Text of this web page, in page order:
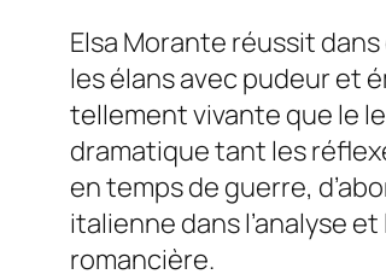
Elsa Morante réussit
les élans avec pudeur et
tellement vivante que le
dramatique tant les
en temps de guerre,
italienne dans l’analyse
romancière.